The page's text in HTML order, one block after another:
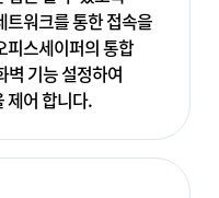
트워크를 통한 접속을
피스세이퍼의 통합
벽 기능 설정하여
제어 합니다.